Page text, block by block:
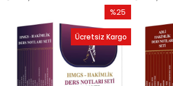
%25
İndirim
%25İndirim
Ücretsiz Kargo